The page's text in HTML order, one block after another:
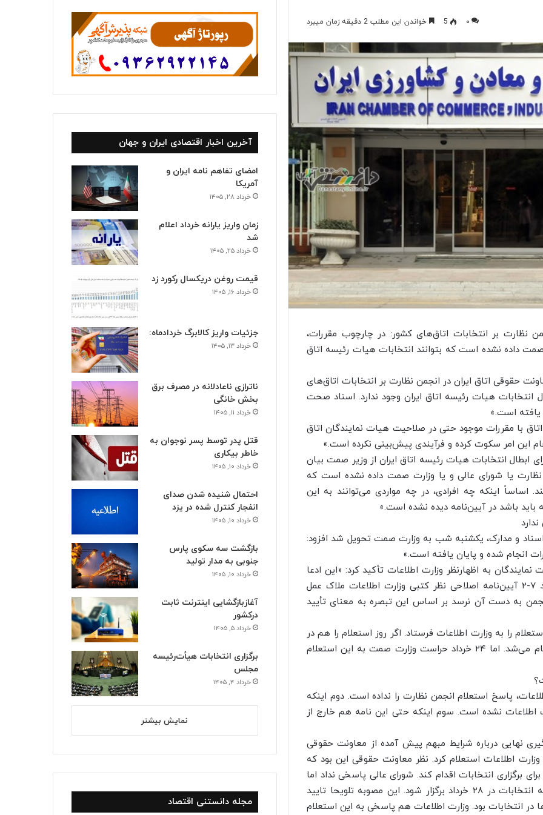
۰ 5 خواندن این مطلب 2 دقیقه زمان میبرد
نظارت بر انتخابات اتاق‌های کشور: در چارچوب مقررات،
داده نشده است که بتوانند انتخابات هیات رئیسه اتاق
حقوقی اتاق ایران در انجمن نظارت بر انتخابات اتاق‌های
انتخابات هیات رئیسه اتاق ایران وجود ندارد. اسناد صحت
یافته است.»
با مقررات موجود حتی در صلاحیت هیات نمایندگان اتاق
این امر سکوت کرده و فرآیندی پیش‌بینی نکرده است.»
ابطال انتخابات هیات رئیسه اتاق ایران از وزیر صمت بیان
یا شورای عالی و یا وزارت صمت داده نشده است که
اساساً اینکه چه افرادی، در چه مواردی می‌توانند به این
باید باشد در آیین‌نامه دیده نشده است.»
و مدارک، یکشنبه شب به وزارت صمت تحویل شد افزود:
انجام شده و پایان یافته است.»
به اظهارنظر وزارت اطلاعات تأکید کرد: «این ادعا
مبنای قانونی ندارد. چرا که اولاً بر اساس تبصره بند ۷-۲ آیین‌نامه اصلاحی نظر کتبی وزارت اطلاعات ملاک عمل
۱۰ روز از استعلام انجمن به دست آن نرسد بر اساس این تبصره به معنای تأیید
را به وزارت اطلاعات فرستاد. اگر روز استعلام را هم در
نظر نگیریم در بدترین حالت، ۲۰ خرداد این مهلت تمام می‌شد. اما ۲۴ خرداد حراست وزارت صمت به این استعلام
پاسخ استعلام انجمن نظارت را نداده است. دوم اینکه
اطلاعات نشده است. سوم اینکه حتی این نامه هم خارج از
نهایی درباره شرایط مبهم پیش آمده از معاونت حقوقی
وزارت اطلاعات استعلام کرد. نظر معاونت حقوقی این بود که
برگزاری انتخابات اقدام کند. شورای عالی پاسخی نداد اما
در شب انتخابات تشکیل جلسه داد و مصوب کرد که انتخابات در ۲۸ خرداد برگزار شود. این مصوبه تلویحا تایید
انتخابات بود. وزارت اطلاعات هم پاسخی به این استعلام
آخرین اخبار اقتصادی ایران و جهان
امضای تفاهم نامه ایران و
آمریکا
خرداد ۲۸, ۱۴۰۵
زمان واریز یارانه خرداد اعلام
شد
خرداد ۲۵, ۱۴۰۵
قیمت روغن دریکسال رکورد زد
خرداد ۱۶, ۱۴۰۵
جزئیات واریز کالابرگ خردادماه:
خرداد ۱۳, ۱۴۰۵
ناترازی ناعادلانه در مصرف برق
بخش خانگی
خرداد ۱۱, ۱۴۰۵
قتل پدر توسط پسر نوجوان به
خاطر بیکاری
خرداد ۱۰, ۱۴۰۵
احتمال شنیده شدن صدای
انفجار کنترل شده در یزد
خرداد ۱۰, ۱۴۰۵
بازگشت سه سکوی پارس
جنوبی به مدار تولید
خرداد ۱۰, ۱۴۰۵
آغازبازگشایی اینترنت ثابت
درکشور
خرداد ۵, ۱۴۰۵
برگزاری انتخابات هیأت‌رئیسه
مجلس
خرداد ۴, ۱۴۰۵
نمایش بیشتر
مجله دانستنی اقتصاد